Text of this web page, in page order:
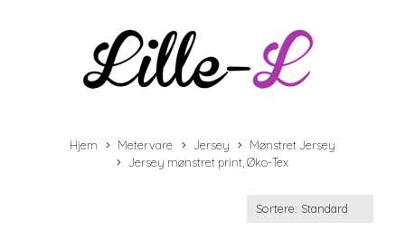
Hjem Metervare Jersey
Mønstret Jersey
Jersey mønstret print, Øko-Tex